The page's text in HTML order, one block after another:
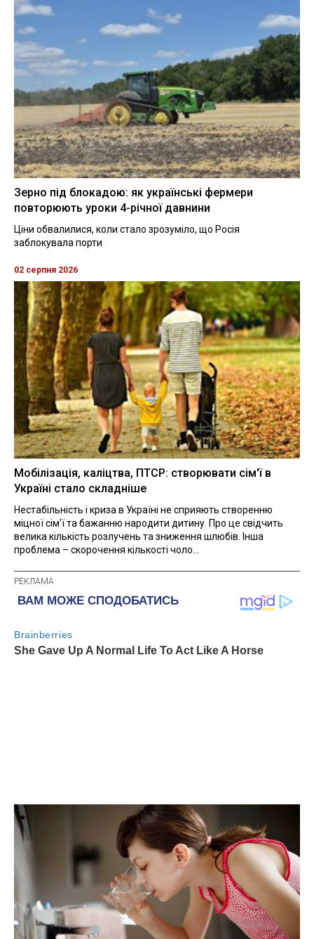
Зерно під блокадою: як українські фермери
повторюють уроки 4-річної давнини
Ціни обвалилися, коли стало зрозуміло, що Росія
заблокувала порти
02 серпня 2026
Мобілізація, каліцтва, ПТСР: створювати сім'ї в
Україні стало складніше
Нестабільність і криза в Україні не сприяють створенню
міцної сім'ї та бажанню народити дитину. Про це свідчить
велика кількість розлучень та зниження шлюбів. Інша
проблема – скорочення кількості чоло...